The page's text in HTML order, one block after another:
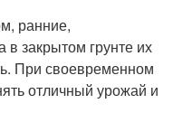
ранние,
в закрытом грунте их
При своевременном
отличный урожай и